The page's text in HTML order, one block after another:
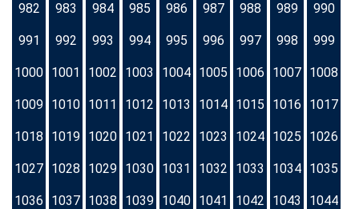
982 983 984 985 986 987 988 989 990
991 992 993 994 995 996 997 998 999
1000 1001 1002 1003 1004 1005 1006 1007 1008
1009 1010 1011 1012 1013 1014 1015 1016 1017
1018 1019 1020 1021 1022 1023 1024 1025 1026
1027 1028 1029 1030 1031 1032 1033 1034 1035
1036 1037 1038 1039 1040 1041 1042 1043 1044